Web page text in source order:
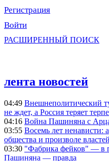
Регистрация
Войти
РАСШИРЕННЫЙ ПОИСК
лента новостей
04:49 Внешнеполитический
не ждет, а Россия теряет
04:16 Война Пашиняна с
03:55 Восемь лет ненависти:
общества и произволе властей
03:30 "Фабрика фейков" — в
Пашиняна — правда